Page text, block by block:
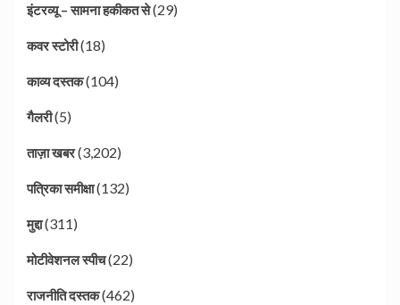
इंटरव्यू – सामना हकीकत से(29)
कवर स्टोरी(18)
काव्य दस्तक(104)
गैलरी(5)
ताज़ा खबर(3,202)
पत्रिका समीक्षा(132)
मुद्दा(311)
मोटीवेशनल स्पीच(22)
राजनीति दस्तक(462)